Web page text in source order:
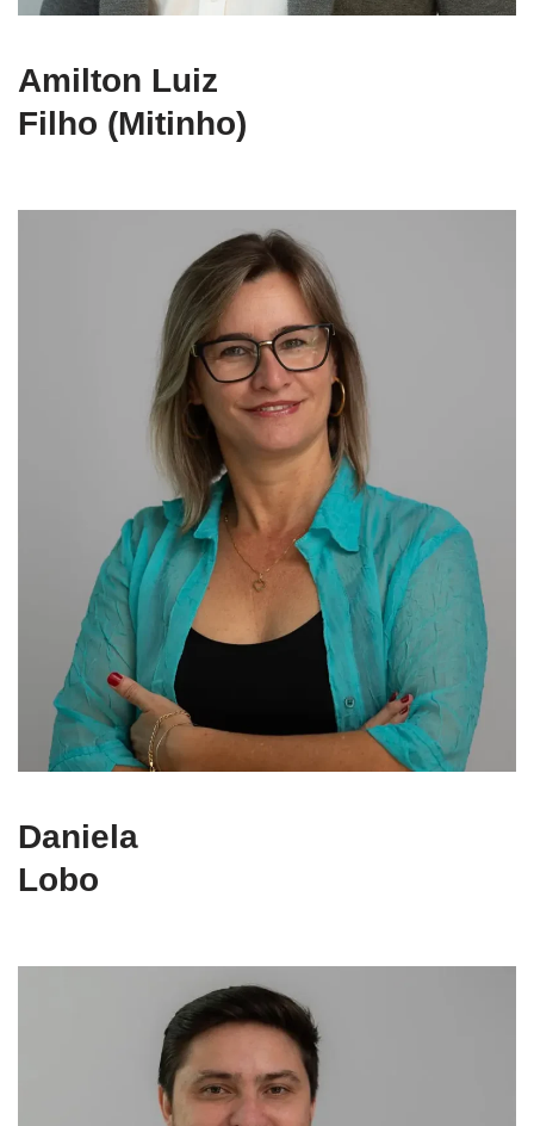
Amilton Luiz
Filho (Mitinho)
Daniela
Lobo